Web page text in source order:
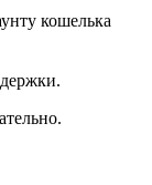
кошелька